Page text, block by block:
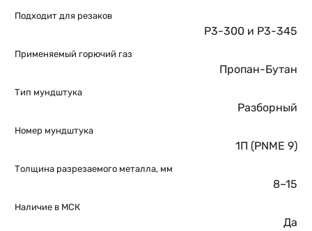
Подходит для резаков
Р3-300 и Р3-345
Применяемый горючий газ
Пропан-Бутан
Тип мундштука
Разборный
Номер мундштука
1П (PNME 9)
Толщина разрезаемого металла, мм
8–15
Наличие в МСК
Да